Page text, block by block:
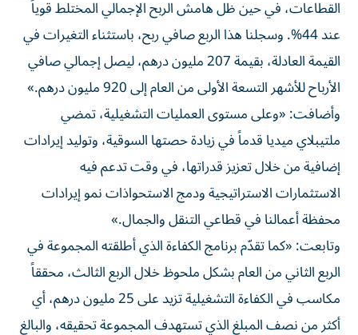
القطاعات، في حين ظل هامش الربح الإجمالي المختلط قوياً
عند 44%. وسجلنا هذا الربع صافي ربح، باستثناء التغيرات في
القيمة العادلة، بقيمة 207 مليون درهم، ليصل إجمالي صافي
الأرباح للأشهر التسعة الأولى من العام إلى 920 مليون درهم.»
وأضافت: «وعلى مستوى العمليات التشغيلية، تمضي
ملتيبلاي ميديا قدماً في زيادة حصتها السوقية، وتوليد إيرادات
إضافية من خلال تعزيز قدراتها، في وقت تدعم فيه
الاستثمارات الاستراتيجية ودمج الاستحواذات نمو إيرادات
محفظة أعمالنا في قطاعي التنقل والجمال.»
وتابعت: «كما تقدّم برنامج الكفاءة الذي أطلقته المجموعة في
الربع الثاني من العام بشكل ملحوظ خلال الربع الثالث، محققاً
مكاسب في الكفاءة التشغيلية تزيد على 25 مليون درهم، أي
أكثر من نصف المبلغ الذي تستهدف المجموعة تحقيقه، والبالغ